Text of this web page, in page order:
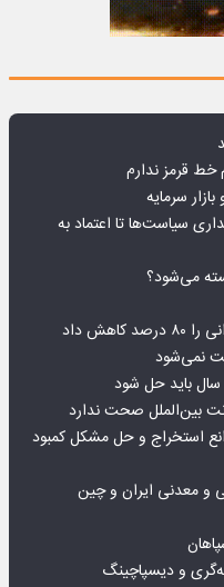
قرمز ندارم
سرمایه
سیاست‌ها تا اعتماد به
می‌شود؟
داد
استخراج و حل مشکل کمبود
و معدنی ایران و چین
و دیسپاچینگ